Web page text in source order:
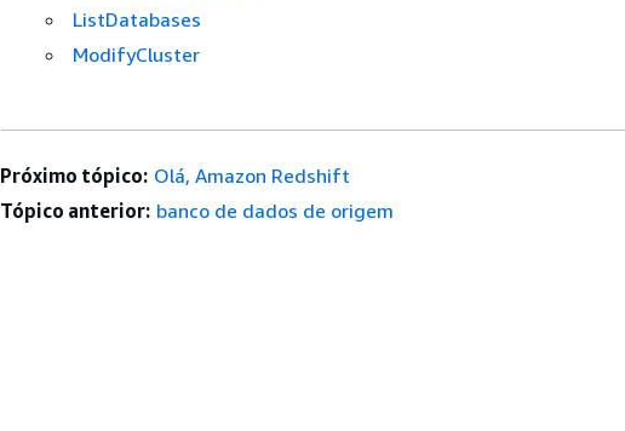
ListDatabases
ModifyCluster
Próximo tópico: Olá, Amazon Redshift
Tópico anterior: banco de dados de origem